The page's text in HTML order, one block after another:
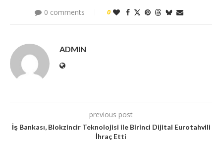
0 comments 0
ADMIN
previous post
İş Bankası, Blokzincir Teknolojisi ile Birinci Dijital Eurotahvili
İhraç Etti